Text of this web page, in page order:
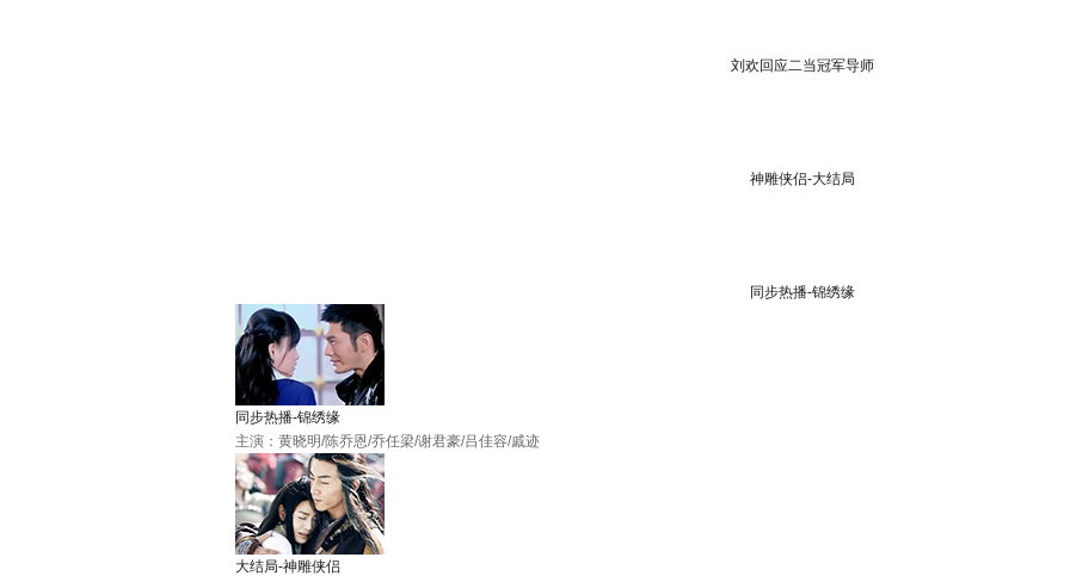
刘欢回应二当冠军导师
神雕侠侣-大结局
同步热播-锦绣缘
同步热播-锦绣缘
主演：黄晓明/陈乔恩/乔任梁/谢君豪/吕佳容/戚迹
大结局-神雕侠侣